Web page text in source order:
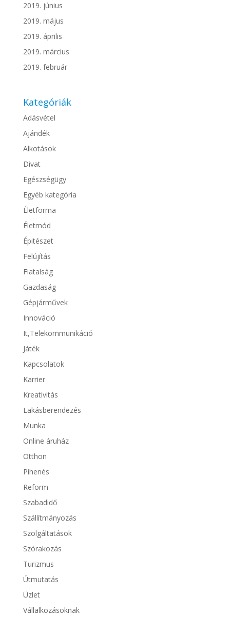
2019. június
2019. május
2019. április
2019. március
2019. február
Kategóriák
Adásvétel
Ajándék
Alkotások
Divat
Egészségügy
Egyéb kategória
Életforma
Életmód
Épitészet
Felújítás
Fiatalság
Gazdaság
Gépjárművek
Innováció
It,Telekommunikáció
Játék
Kapcsolatok
Karrier
Kreativitás
Lakásberendezés
Munka
Online áruház
Otthon
Pihenés
Reform
Szabadidő
Szállítmányozás
Szolgáltatások
Szórakozás
Turizmus
Útmutatás
Üzlet
Vállalkozásoknak